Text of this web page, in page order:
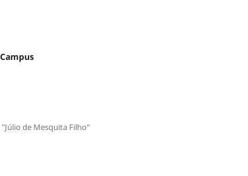
de Mesquita Filho"